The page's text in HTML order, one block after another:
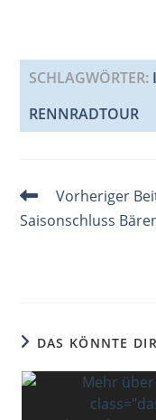
SCHLAGWÖRTER:
RENNRADTOUR
Weitere
Artikel
ansehen
Vorheriger
Saisonschluss
DAS KÖNNTE